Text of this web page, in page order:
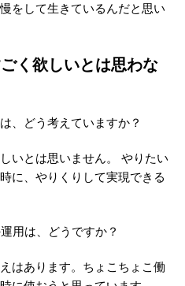
をして生きているんだと思い
く欲しいとは思わな
、どう考えていますか？
いとは思いません。 やりたい
に、やりくりして実現できる
用は、どうですか？
はあります。ちょこちょこ働